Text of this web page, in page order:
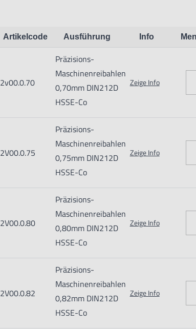
Unsachgemäße Verwendung kann zu Schäden und
Hogetex/Kometex B.V., Gesinkkampstraat 1,7051
Info@hogetex.com
Artikelcode Ausführung Info
2v00.0.70
Präzisions-
Maschinenreibahlen
0,70mm DIN212D
HSSE-Co
Zeige Info
2V00.0.75
Präzisions-
Maschinenreibahlen
0,75mm DIN212D
HSSE-Co
Zeige Info
2V00.0.80
Präzisions-
Maschinenreibahlen
0,80mm DIN212D
HSSE-Co
Zeige Info
2V00.0.82
Präzisions-
Maschinenreibahlen
0,82mm DIN212D
HSSE-Co
Zeige Info